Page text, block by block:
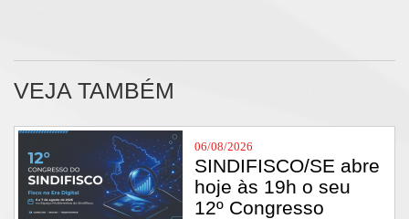
VEJA TAMBÉM
06/08/2026
SINDIFISCO/SE abre
hoje às 19h o seu
12º Congresso